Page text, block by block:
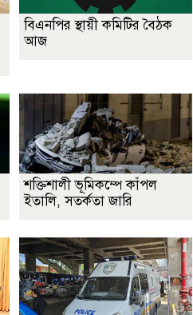
বিএনপির স্থায়ী কমিটির বৈঠক
আজ
শক্তিশালী ভূমিকম্পে কাঁপল
ইতালি, সতর্কতা জারি